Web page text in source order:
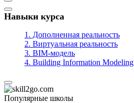
Навыки курса
1. Дополненная реальность
2. Виртуальная реальность
3. BIM-модель
4. Building Information Modeling
Популярные школы